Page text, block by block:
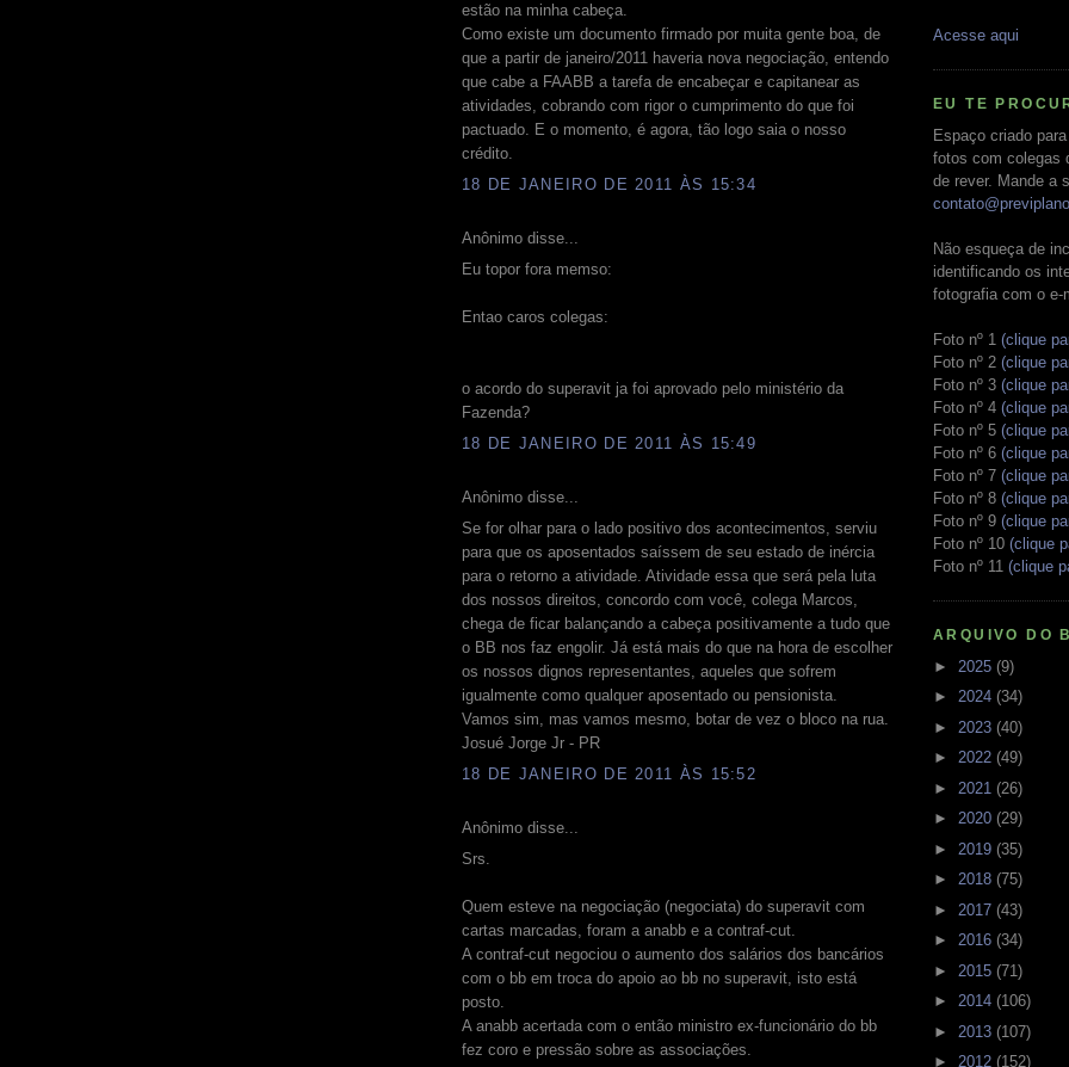
estão na minha cabeça.
Como existe um documento firmado por muita gente boa, de
que a partir de janeiro/2011 haveria nova negociação, entendo
que cabe a FAABB a tarefa de encabeçar e capitanear as
atividades, cobrando com rigor o cumprimento do que foi
pactuado. E o momento, é agora, tão logo saia o nosso
crédito.
18 DE JANEIRO DE 2011 ÀS 15:34
Anônimo disse...
Eu topor fora memso:
Entao caros colegas:
o acordo do superavit ja foi aprovado pelo ministério da
Fazenda?
18 DE JANEIRO DE 2011 ÀS 15:49
Anônimo disse...
Se for olhar para o lado positivo dos acontecimentos, serviu
para que os aposentados saíssem de seu estado de inércia
para o retorno a atividade. Atividade essa que será pela luta
dos nossos direitos, concordo com você, colega Marcos,
chega de ficar balançando a cabeça positivamente a tudo que
o BB nos faz engolir. Já está mais do que na hora de escolher
os nossos dignos representantes, aqueles que sofrem
igualmente como qualquer aposentado ou pensionista.
Vamos sim, mas vamos mesmo, botar de vez o bloco na rua.
Josué Jorge Jr - PR
18 DE JANEIRO DE 2011 ÀS 15:52
Anônimo disse...
Srs.
Quem esteve na negociação (negociata) do superavit com
cartas marcadas, foram a anabb e a contraf-cut.
A contraf-cut negociou o aumento dos salários dos bancários
com o bb em troca do apoio ao bb no superavit, isto está
posto.
A anabb acertada com o então ministro ex-funcionário do bb
fez coro e pressão sobre as associações.
Acesse aqui
EU TE
Espaço criado
fotos com colegas
de rever. Mande a
Não esqueça de
identificando os
fotografia com o e-
Foto nº 1 (clique
Foto nº 2 (clique
Foto nº 3 (clique
Foto nº 4 (clique
Foto nº 5 (clique
Foto nº 6 (clique
Foto nº 7 (clique
Foto nº 8 (clique
Foto nº 9 (clique
Foto nº 10 (clique
Foto nº 11 (clique
ARQUIVO DO
► 2025 (9)
► 2024 (34)
► 2023 (40)
► 2022 (49)
► 2021 (26)
► 2020 (29)
► 2019 (35)
► 2018 (75)
► 2017 (43)
► 2016 (34)
► 2015 (71)
► 2014 (106)
► 2013 (107)
► 2012 (152)